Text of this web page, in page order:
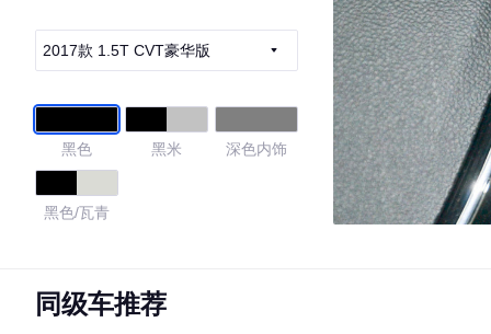
2017款 1.5T CVT豪华版
黑色 黑米 深色内饰
黑色/瓦青
4.52
同级车推荐